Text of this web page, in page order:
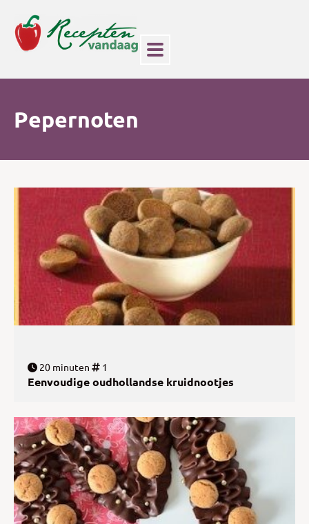
Pepernoten
20 minuten 1
Eenvoudige oudhollandse kruidnootjes